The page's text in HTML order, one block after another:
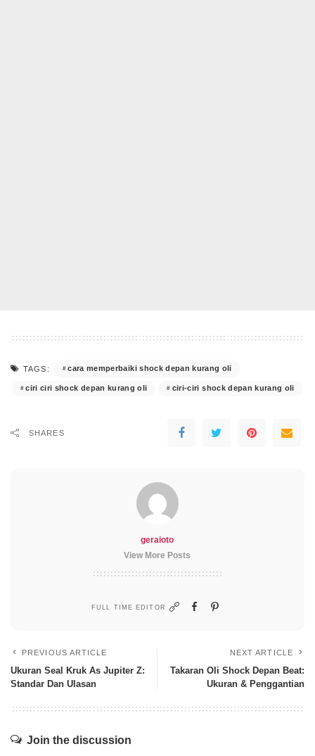
TAGS: cara memperbaiki shock depan kurang oli
ciri ciri shock depan kurang oli ciri-ciri shock depan kurang oli
SHARES
geraioto
View More Posts
FULL TIME EDITOR
PREVIOUS ARTICLE
Ukuran Seal Kruk As Jupiter Z:
Standar Dan Ulasan
NEXT ARTICLE
Takaran Oli Shock Depan Beat:
Ukuran & Penggantian
Join the discussion